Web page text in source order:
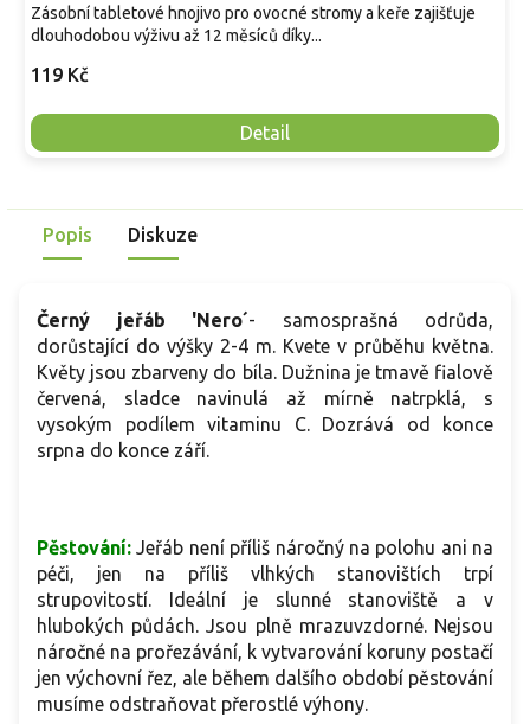
119 Kč
Detail
Zásobní tabletové hnojivo pro ovocné stromy a keře zajišťuje
dlouhodobou výživu až 12 měsíců díky...
Popis Diskuze
Černý jeřáb 'Nero´- samosprašná odrůda,
dorůstající do výšky 2-4 m. Kvete v průběhu května.
Květy jsou zbarveny do bíla. Dužnina je tmavě fialově
červená, sladce navinulá až mírně natrpklá, s
vysokým podílem vitaminu C. Dozrává od konce
srpna do konce září.
Pěstování: Jeřáb není příliš náročný na polohu ani na
péči, jen na příliš vlhkých stanovištích trpí
strupovitostí. Ideální je slunné stanoviště a v
hlubokých půdách. Jsou plně mrazuvzdorné. Nejsou
náročné na prořezávání, k vytvarování koruny postačí
jen výchovní řez, ale během dalšího období pěstování
musíme odstraňovat přerostlé výhony.